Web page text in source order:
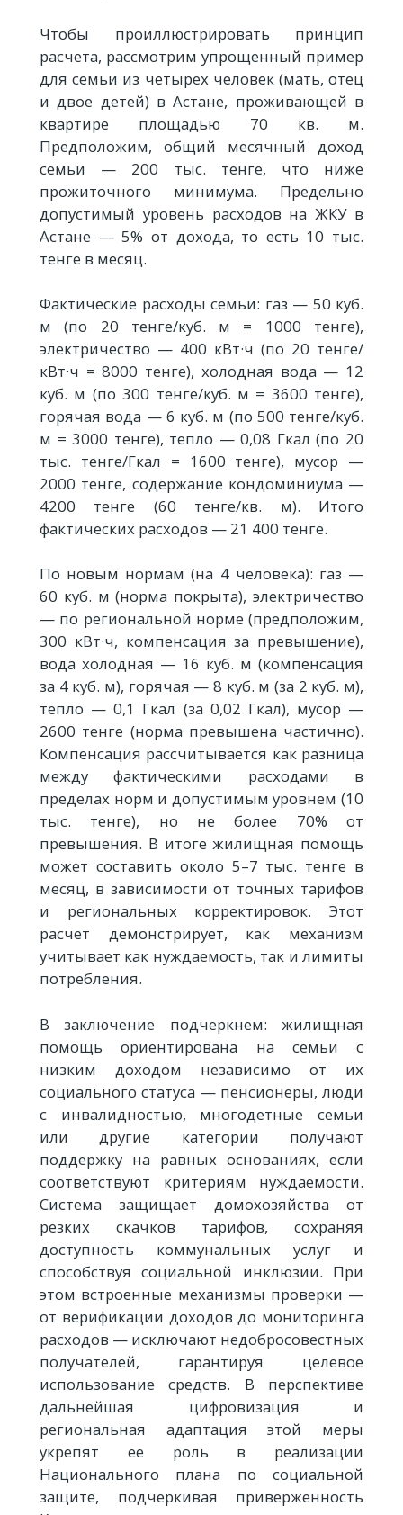
Чтобы проиллюстрировать принцип
расчета, рассмотрим упрощенный пример
для семьи из четырех человек (мать, отец
и двое детей) в Астане, проживающей в
квартире площадью 70 кв. м.
Предположим, общий месячный доход
семьи — 200 тыс. тенге, что ниже
прожиточного минимума. Предельно
допустимый уровень расходов на ЖКУ в
Астане — 5% от дохода, то есть 10 тыс.
тенге в месяц.
Фактические расходы семьи: газ — 50 куб.
м (по 20 тенге/куб. м = 1000 тенге),
электричество — 400 кВт·ч (по 20 тенге/
кВт·ч = 8000 тенге), холодная вода — 12
куб. м (по 300 тенге/куб. м = 3600 тенге),
горячая вода — 6 куб. м (по 500 тенге/куб.
м = 3000 тенге), тепло — 0,08 Гкал (по 20
тыс. тенге/Гкал = 1600 тенге), мусор —
2000 тенге, содержание кондоминиума —
4200 тенге (60 тенге/кв. м). Итого
фактических расходов — 21 400 тенге.
По новым нормам (на 4 человека): газ —
60 куб. м (норма покрыта), электричество
— по региональной норме (предположим,
300 кВт·ч, компенсация за превышение),
вода холодная — 16 куб. м (компенсация
за 4 куб. м), горячая — 8 куб. м (за 2 куб. м),
тепло — 0,1 Гкал (за 0,02 Гкал), мусор —
2600 тенге (норма превышена частично).
Компенсация рассчитывается как разница
между фактическими расходами в
пределах норм и допустимым уровнем (10
тыс. тенге), но не более 70% от
превышения. В итоге жилищная помощь
может составить около 5–7 тыс. тенге в
месяц, в зависимости от точных тарифов
и региональных корректировок. Этот
расчет демонстрирует, как механизм
учитывает как нуждаемость, так и лимиты
потребления.
В заключение подчеркнем: жилищная
помощь ориентирована на семьи с
низким доходом независимо от их
социального статуса — пенсионеры, люди
с инвалидностью, многодетные семьи
или другие категории получают
поддержку на равных основаниях, если
соответствуют критериям нуждаемости.
Система защищает домохозяйства от
резких скачков тарифов, сохраняя
доступность коммунальных услуг и
способствуя социальной инклюзии. При
этом встроенные механизмы проверки —
от верификации доходов до мониторинга
расходов — исключают недобросовестных
получателей, гарантируя целевое
использование средств. В перспективе
дальнейшая цифровизация и
региональная адаптация этой меры
укрепят ее роль в реализации
Национального плана по социальной
защите, подчеркивая приверженность